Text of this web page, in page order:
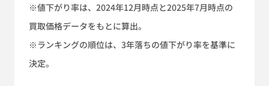
※値下がり率は、2024年12月時点と2025年7月時点の
買取価格データをもとに算出。
※ランキングの順位は、3年落ちの値下がり率を基準に
決定。